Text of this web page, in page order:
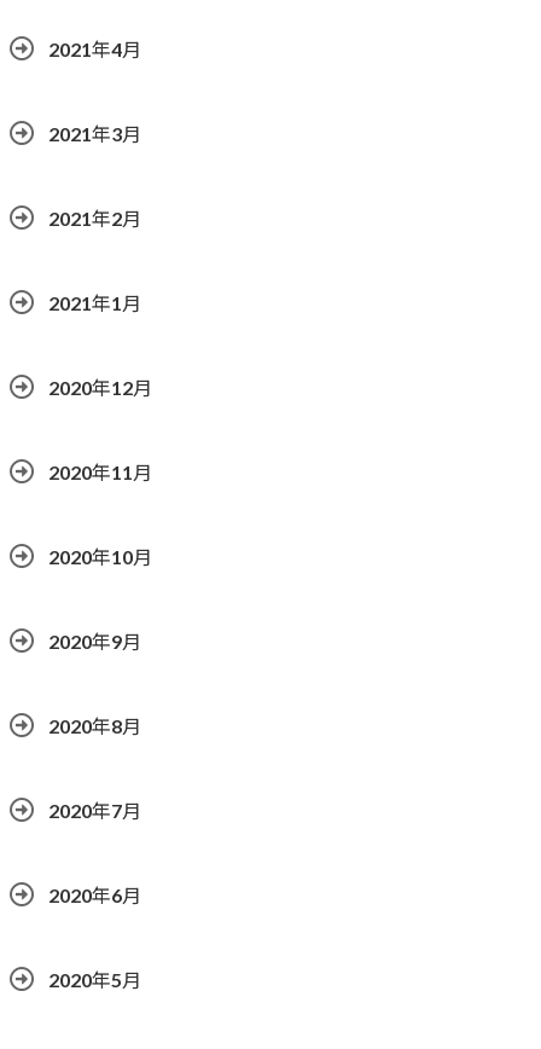
2021年4月
2021年3月
2021年2月
2021年1月
2020年12月
2020年11月
2020年10月
2020年9月
2020年8月
2020年7月
2020年6月
2020年5月